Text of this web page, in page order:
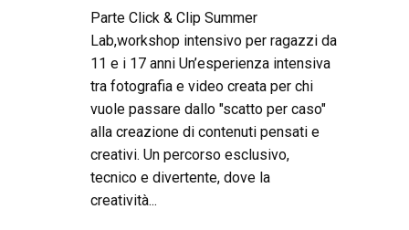
Parte Click & Clip Summer
Lab,workshop intensivo per ragazzi da
11 e i 17 anni Un’esperienza intensiva
tra fotografia e video creata per chi
vuole passare dallo "scatto per caso"
alla creazione di contenuti pensati e
creativi. Un percorso esclusivo,
tecnico e divertente, dove la
creatività...